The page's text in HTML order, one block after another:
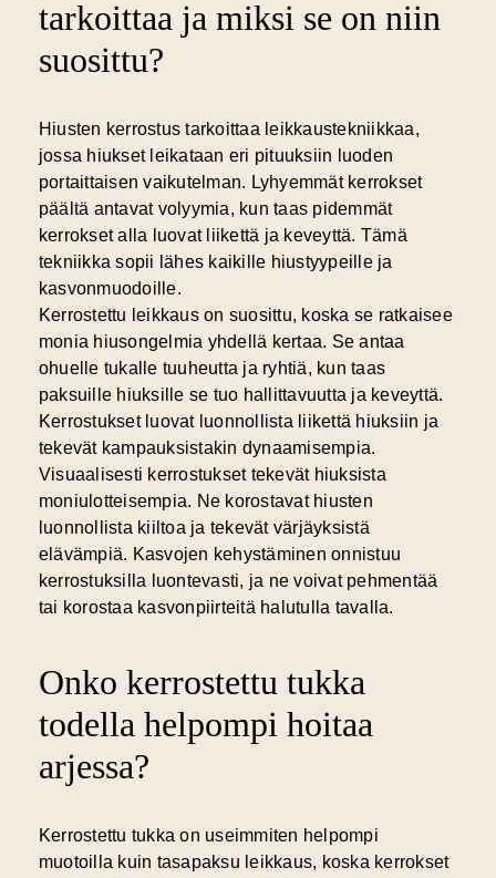
tarkoittaa ja miksi se on niin
suosittu?
Hiusten kerrostus tarkoittaa leikkaustekniikkaa,
jossa hiukset leikataan eri pituuksiin luoden
portaittaisen vaikutelman. Lyhyemmät kerrokset
päältä antavat volyymia, kun taas pidemmät
kerrokset alla luovat liikettä ja keveyttä. Tämä
tekniikka sopii lähes kaikille hiustyypeille ja
kasvonmuodoille.
Kerrostettu leikkaus on suosittu, koska se ratkaisee
monia hiusongelmia yhdellä kertaa. Se antaa
ohuelle tukalle tuuheutta ja ryhtiä, kun taas
paksuille hiuksille se tuo hallittavuutta ja keveyttä.
Kerrostukset luovat luonnollista liikettä hiuksiin ja
tekevät kampauksistakin dynaamisempia.
Visuaalisesti kerrostukset tekevät hiuksista
moniulotteisempia. Ne korostavat hiusten
luonnollista kiiltoa ja tekevät värjäyksistä
elävämpiä. Kasvojen kehystäminen onnistuu
kerrostuksilla luontevasti, ja ne voivat pehmentää
tai korostaa kasvonpiirteitä halutulla tavalla.
Onko kerrostettu tukka
todella helpompi hoitaa
arjessa?
Kerrostettu tukka on useimmiten helpompi
muotoilla kuin tasapaksu leikkaus, koska kerrokset